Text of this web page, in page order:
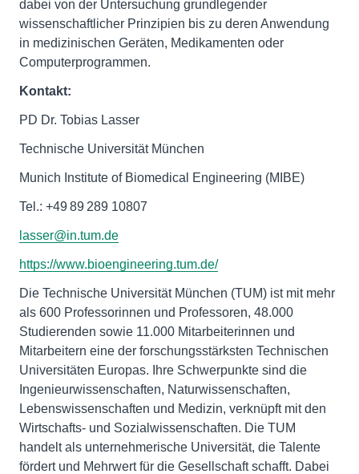
dabei von der Untersuchung grundlegender
wissenschaftlicher Prinzipien bis zu deren Anwendung
in medizinischen Geräten, Medikamenten oder
Computerprogrammen.
Kontakt:
PD Dr. Tobias Lasser
Technische Universität München
Munich Institute of Biomedical Engineering (MIBE)
Tel.: +49 89 289 10807
lasser@in.tum.de
https://www.bioengineering.tum.de/
Die Technische Universität München (TUM) ist mit mehr
als 600 Professorinnen und Professoren, 48.000
Studierenden sowie 11.000 Mitarbeiterinnen und
Mitarbeitern eine der forschungsstärksten Technischen
Universitäten Europas. Ihre Schwerpunkte sind die
Ingenieurwissenschaften, Naturwissenschaften,
Lebenswissenschaften und Medizin, verknüpft mit den
Wirtschafts- und Sozialwissenschaften. Die TUM
handelt als unternehmerische Universität, die Talente
fördert und Mehrwert für die Gesellschaft schafft. Dabei